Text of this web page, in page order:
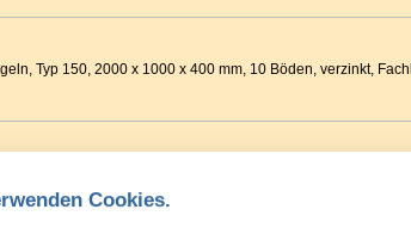
Typ 150, 2000 x 1000 x 400 mm, 10 Böden, verzinkt,
Cookies.